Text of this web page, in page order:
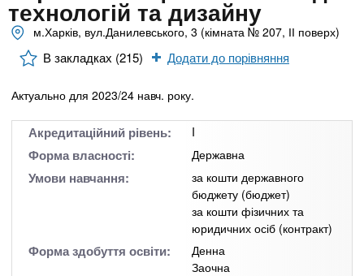
n
t
s
n
и
х
к
л
Онлайн курси
За кордоном
технологій та дизайну
м.Харків, вул.Данилевського, 3 (кімната № 207, ІІ поверх)
В закладках (215) Додати до порівняння
Актуально для 2023/24 навч. року.
Акредитаційний рівень: I
Форма власності: Державна
Умови навчання:
за кошти державного
бюджету (бюджет)
за кошти фізичних та
юридичних осіб (контракт)
Форма здобуття освіти:
Денна
Заочна